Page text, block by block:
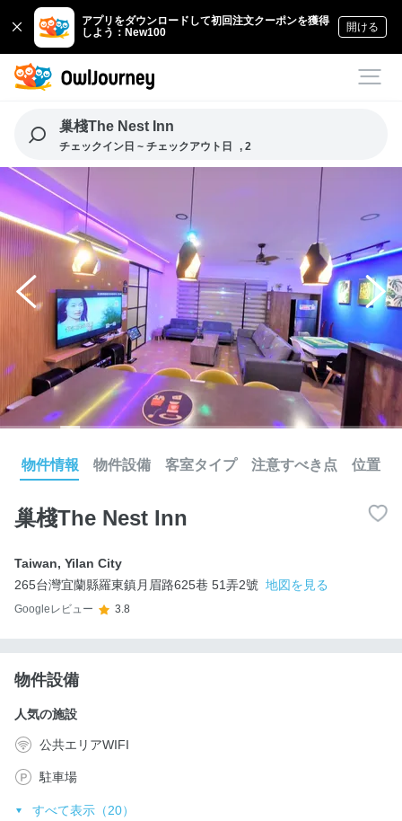
アプリをダウンロードして初回注文クーポンを獲得
しよう：New100
開ける
巢棧The Nest Inn
チェックイン日 ~ チェックアウト日 , 2
物件情報 物件設備 客室タイプ 注意すべき点 位置
巢棧The Nest Inn
Taiwan, Yilan City
265台灣宜蘭縣羅東鎮月眉路625巷 51弄2號 地図を見る
Googleレビュー 3.8
物件設備
人気の施設
公共エリアWIFI
駐車場
すべて表示（20）